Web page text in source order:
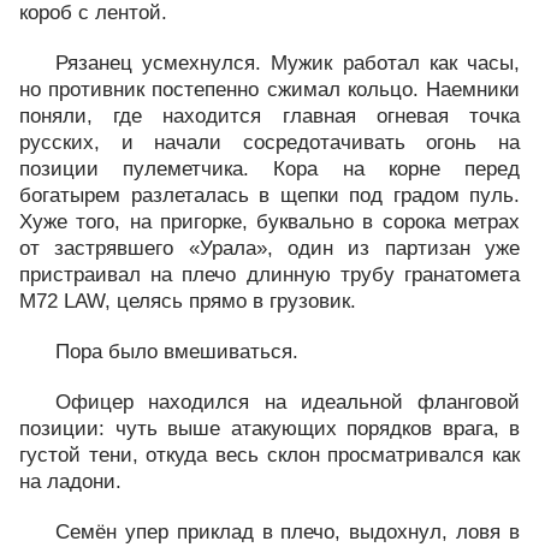
короб с лентой.
Рязанец усмехнулся. Мужик работал как часы,
но противник постепенно сжимал кольцо. Наемники
поняли, где находится главная огневая точка
русских, и начали сосредотачивать огонь на
позиции пулеметчика. Кора на корне перед
богатырем разлеталась в щепки под градом пуль.
Хуже того, на пригорке, буквально в сорока метрах
от застрявшего «Урала», один из партизан уже
пристраивал на плечо длинную трубу гранатомета
М72 LAW, целясь прямо в грузовик.
Пора было вмешиваться.
Офицер находился на идеальной фланговой
позиции: чуть выше атакующих порядков врага, в
густой тени, откуда весь склон просматривался как
на ладони.
Семён упер приклад в плечо, выдохнул, ловя в